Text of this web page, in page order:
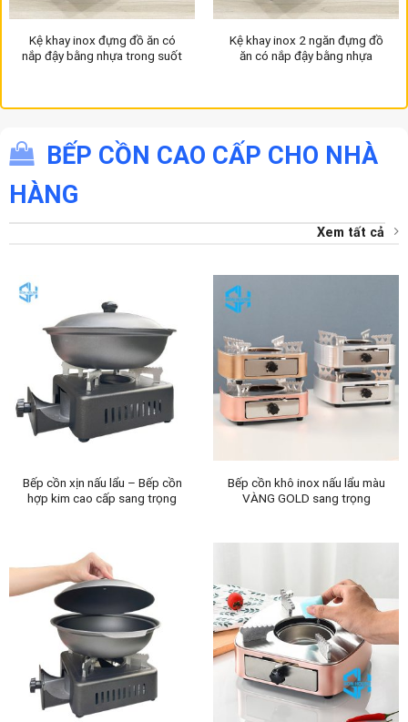
Kệ khay inox đựng đồ ăn có
nắp đậy bằng nhựa trong suốt
Kệ khay inox 2 ngăn đựng đồ
ăn có nắp đậy bằng nhựa
BẾP CỒN CAO CẤP CHO NHÀ
HÀNG
Xem tất cả
Bếp cồn xịn nấu lẩu – Bếp cồn
hợp kim cao cấp sang trọng
Bếp cồn khô inox nấu lẩu màu
VÀNG GOLD sang trọng